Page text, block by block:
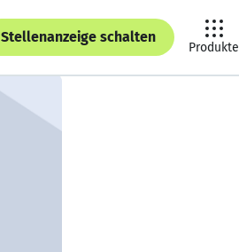
Stellenanzeige schalten
Produkte